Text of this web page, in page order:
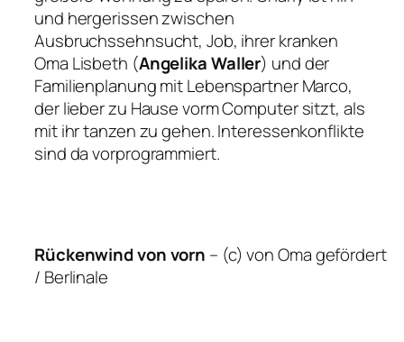
und hergerissen zwischen
Ausbruchssehnsucht, Job, ihrer kranken
Oma Lisbeth (Angelika Waller) und der
Familienplanung mit Lebenspartner Marco,
der lieber zu Hause vorm Computer sitzt, als
mit ihr tanzen zu gehen. Interessenkonflikte
sind da vorprogrammiert.
Rückenwind von vorn – (c) von Oma gefördert
/ Berlinale